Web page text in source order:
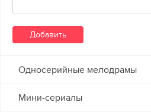
Односерийные мелодрамы
Мини-сериалы